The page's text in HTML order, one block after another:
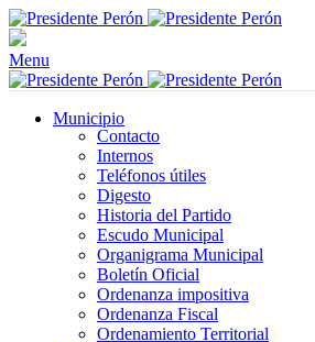
Menu
Municipio
Contacto
Internos
Teléfonos útiles
Digesto
Historia del Partido
Escudo Municipal
Organigrama Municipal
Boletín Oficial
Ordenanza impositiva
Ordenanza Fiscal
Ordenamiento Territorial